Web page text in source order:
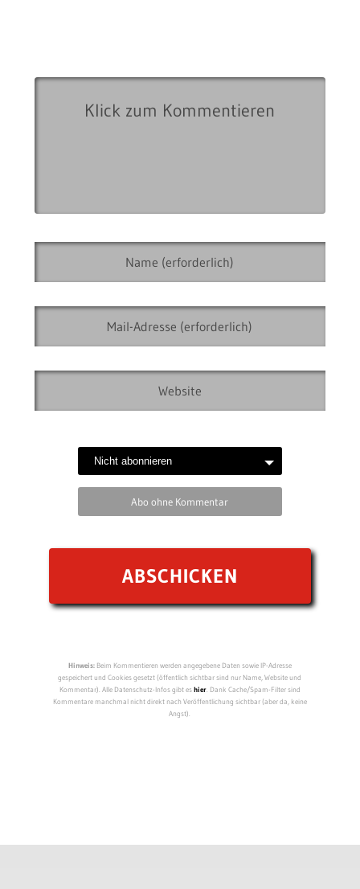
Abo ohne Kommentar
Hinweis:Beim Kommentieren werden angegebene Daten sowie IP-Adresse
gespeichert und Cookies gesetzt (öffentlich sichtbar sind nur Name, Website und
Kommentar). Alle Datenschutz-Infos gibt eshier. Dank Cache/Spam-Filter sind
Kommentare manchmal nicht direkt nach Veröffentlichung sichtbar (aber da, keine
Angst).